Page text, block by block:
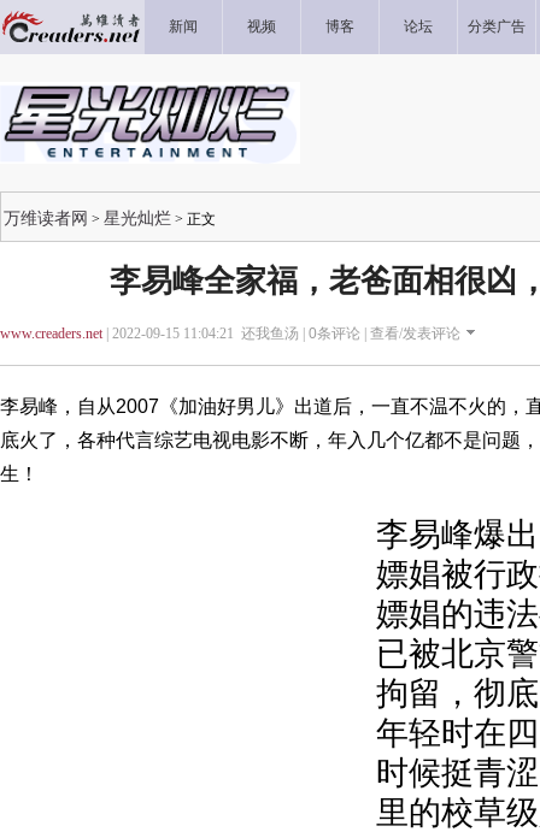
新闻 视频 博客 论坛 分类广告
万维读者网 > 星光灿烂 > 正文
李易峰全家福，老爸面相很凶
www.creaders.net| 2022-09-15 11:04:21 还我鱼汤 | 0条评论 | 查看/发表评论
李易峰，自从2007《加油好男儿》出道后，一直不温不火的，
底火了，各种代言综艺电视电影不断，年入几个亿都不是问题
生！
李易峰爆
嫖娼被行
嫖娼的违
已被北京
拘留，彻
年轻时在
时候挺青
里的校草